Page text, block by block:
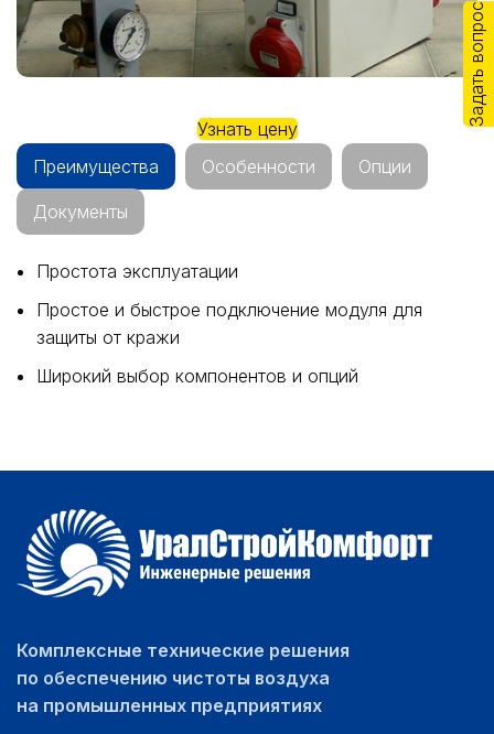
Узнать цену
Преимущества
Особенности Опции
Документы
Простота эксплуатации
Простое и быстрое подключение модуля для
защиты от кражи
Широкий выбор компонентов и опций
Комплексные технические решения
по обеспечению чистоты воздуха
на промышленных предприятиях
Задать вопрос